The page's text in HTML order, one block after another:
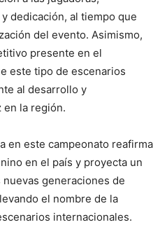
dedicación, al tiempo que
del evento. Asimismo,
presente en el
este tipo de escenarios
al desarrollo y
la región.
en este campeonato reafirma
en el país y proyecta un
generaciones de
el nombre de la
internacionales.